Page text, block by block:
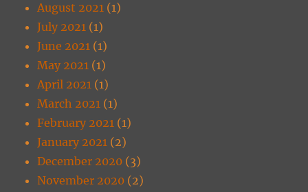
August 2021 (1)
July 2021 (1)
June 2021 (1)
May 2021 (1)
April 2021 (1)
March 2021 (1)
February 2021 (1)
January 2021 (2)
December 2020 (3)
November 2020 (2)